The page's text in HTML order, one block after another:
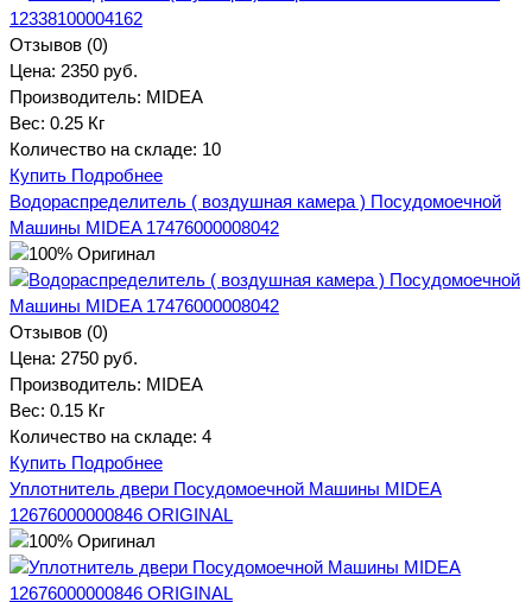
Отзывов (0)
Цена: 2350 руб.
Производитель: MIDEA
Вес: 0.25 Кг
Количество на складе: 10
Купить Подробнее
Водораспределитель ( воздушная камера ) Посудомоечной
Машины MIDEA 17476000008042
Отзывов (0)
Цена: 2750 руб.
Производитель: MIDEA
Вес: 0.15 Кг
Количество на складе: 4
Купить Подробнее
Уплотнитель двери Посудомоечной Машины MIDEA
12676000000846 ORIGINAL